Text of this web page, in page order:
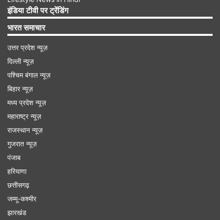
देखें वीडियो
इंडिया टीवी पर ट्रेंडिंग
भारत समाचार
उत्तर प्रदेश न्यूज़
दिल्ली न्यूज़
पश्चिम बंगाल न्यूज़
बिहार न्यूज़
मध्य प्रदेश न्यूज़
महाराष्ट्र न्यूज़
राजस्थान न्यूज़
गुजरात न्यूज़
पंजाब
हरियाणा
छत्तीसगढ़
जम्मू-कश्मीर
झारखंड